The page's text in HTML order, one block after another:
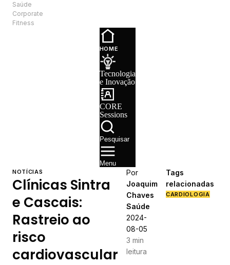
Saúde
Corporate
Fitness
HOME
Tecnologia
e Inovação
CORE
Sessions
Pesquisar
Menu
NOTÍCIAS
Clínicas Sintra
e Cascais:
Rastreio ao
risco
cardiovascular
Por
Joaquim
Chaves
Saúde
2024-
08-05
3 min
leitura
Tags
relacionadas
CARDIOLOGIA